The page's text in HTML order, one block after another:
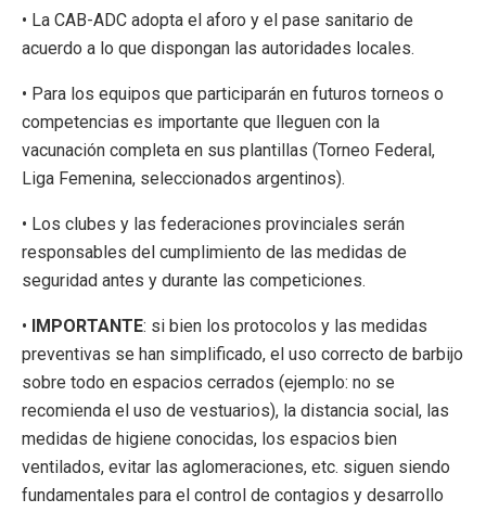
• La CAB-ADC adopta el aforo y el pase sanitario de
acuerdo a lo que dispongan las autoridades locales.
• Para los equipos que participarán en futuros torneos o
competencias es importante que lleguen con la
vacunación completa en sus plantillas (Torneo Federal,
Liga Femenina, seleccionados argentinos).
• Los clubes y las federaciones provinciales serán
responsables del cumplimiento de las medidas de
seguridad antes y durante las competiciones.
• IMPORTANTE: si bien los protocolos y las medidas
preventivas se han simplificado, el uso correcto de barbijo
sobre todo en espacios cerrados (ejemplo: no se
recomienda el uso de vestuarios), la distancia social, las
medidas de higiene conocidas, los espacios bien
ventilados, evitar las aglomeraciones, etc. siguen siendo
fundamentales para el control de contagios y desarrollo